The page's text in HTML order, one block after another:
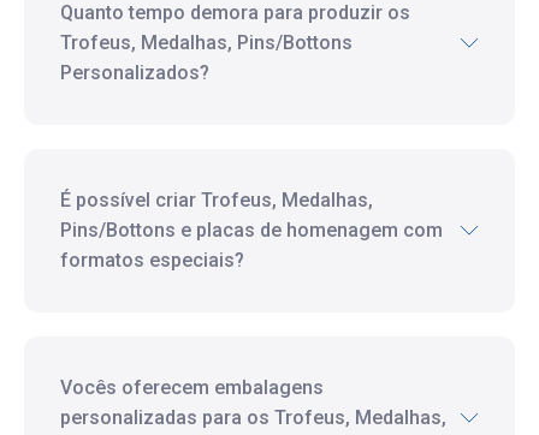
Quanto tempo demora para produzir os
Trofeus, Medalhas, Pins/Bottons
Personalizados?
É possível criar Trofeus, Medalhas,
Pins/Bottons e placas de homenagem com
formatos especiais?
Vocês oferecem embalagens
personalizadas para os Trofeus, Medalhas,